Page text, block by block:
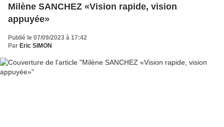
Milène SANCHEZ «Vision rapide, vision
appuyée»
Publié le 07/09/2023 à 17:42
Par Eric SIMON